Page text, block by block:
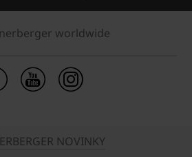
worldwide
NOVINKY